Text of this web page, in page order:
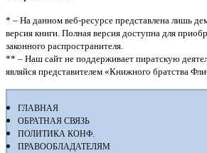
* – На данном веб-ресурсе представлена лишь
версия книги. Полная версия доступна для
законного распространителя.
** – Наш сайт не поддерживает пиратскую
являйся представителем «Книжного братства
ГЛАВНАЯ
ОБРАТНАЯ СВЯЗЬ
ПОЛИТИКА КОНФ.
ПРАВООБЛАДАТЕЛЯМ